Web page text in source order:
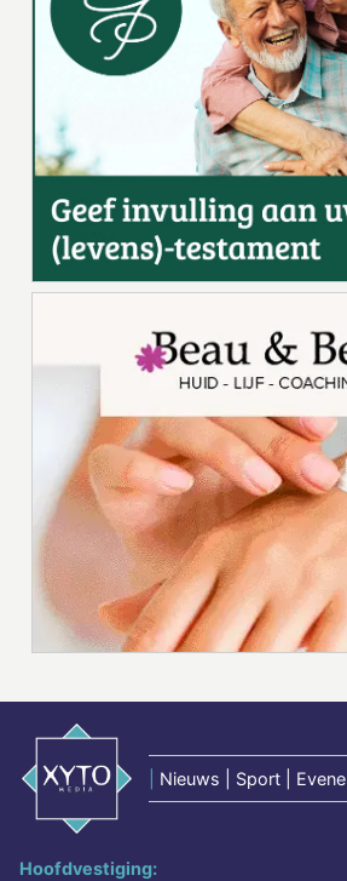
Nieuws | Sport |
Hoofdvestiging: